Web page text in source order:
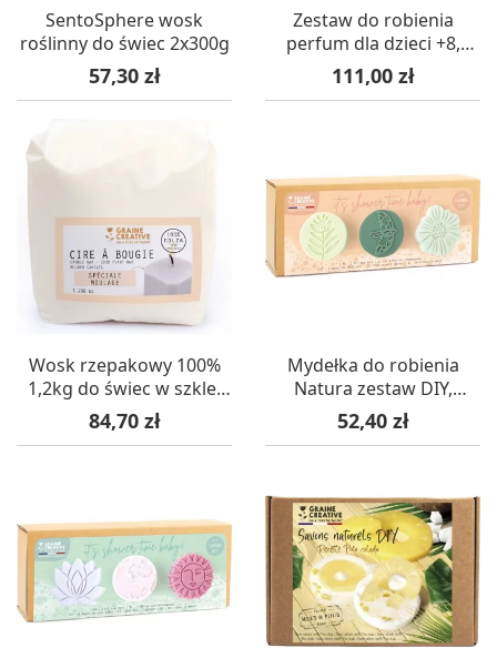
SentoSphere wosk
roślinny do świec 2x300g
Cena
57,30 zł
Zestaw do robienia
perfum dla dzieci +8,
SentoSphere
Cena
111,00 zł
Wosk rzepakowy 100%
1,2kg do świec w szkle,
Graine Creative
Cena
84,70 zł
Mydełka do robienia
Natura zestaw DIY,
Graine Creative
Cena
52,40 zł